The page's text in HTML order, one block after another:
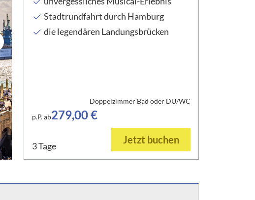
Stadtrundfahrt durch Hamburg
die legendären Landungsbrücken
Doppelzimmer Bad oder DU/WC
p.P. ab279,00 €
3 Tage
Jetzt buchen